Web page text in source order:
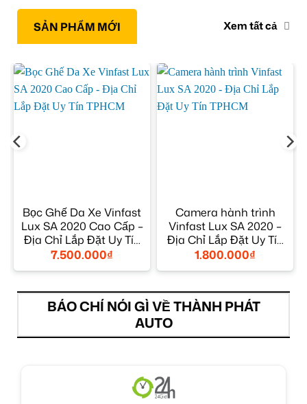
SẢN PHẨM MỚI Xem tất cả
Bọc Ghế Da Xe Vinfast
Lux SA 2020 Cao Cấp –
Địa Chỉ Lắp Đặt Uy Tín
TPHCM
7.500.000₫
Camera hành trình
Vinfast Lux SA 2020 –
Địa Chỉ Lắp Đặt Uy Tín
TPHCM
1.800.000₫
BÁO CHÍ NÓI GÌ VỀ THÀNH PHÁT
AUTO